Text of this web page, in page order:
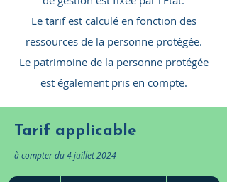
Le tarif est calculé en fonction des
ressources de la personne protégée.
Le patrimoine de la personne protégée
est également pris en compte.​​
Tarif applicable
à compter du 4 juillet 2024